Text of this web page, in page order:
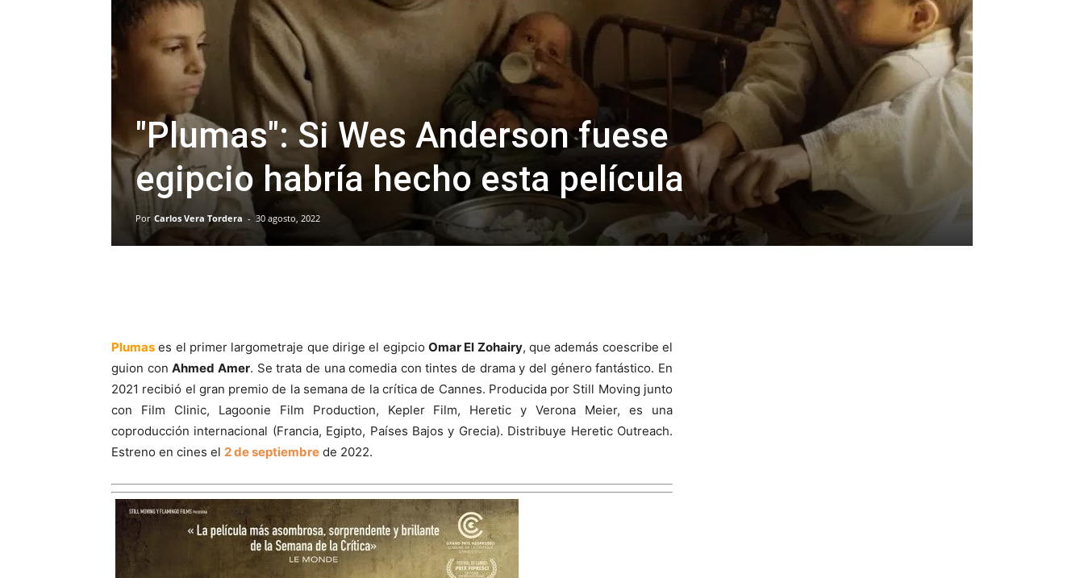
"Plumas": Si Wes Anderson fuese
egipcio habría hecho esta película
Por Carlos Vera Tordera - 30 agosto, 2022
Plumas es el primer largometraje que dirige el egipcio Omar El Zohairy, que además coescribe el
guion conAhmed Amer. Se trata de una comedia con tintes de drama y del género fantástico. En
2021 recibió el gran premio de la semana de la crítica de Cannes. Producida por Still Moving junto
con Film Clinic, Lagoonie Film Production, Kepler Film, Heretic y Verona Meier, es una
coproducción internacional (Francia, Egipto, Países Bajos y Grecia). Distribuye Heretic Outreach.
Estreno en cines el 2 de septiembre de 2022.